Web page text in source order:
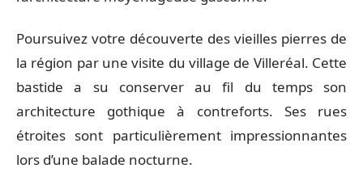
Poursuivez votre découverte des vieilles pierres de
la région par une visite du village de Villeréal. Cette
bastide a su conserver au fil du temps son
architecture gothique à contreforts. Ses rues
étroites sont particulièrement impressionnantes
lors d’une balade nocturne.